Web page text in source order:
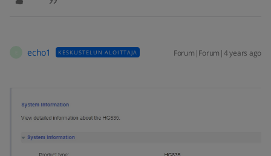
echo1 KESKUSTELUN ALOITTAJA Forum|Forum|4 years ago